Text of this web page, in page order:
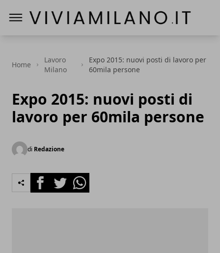
Home
Lavoro
Milano
Expo 2015: nuovi posti di lavoro per
60mila persone
Expo 2015: nuovi posti di
lavoro per 60mila persone
di Redazione
FacebookTwitterWhatsapp